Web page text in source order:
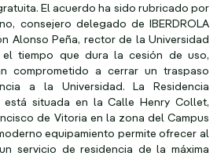
El acuerdo ha sido rubricado por
consejero delegado de IBERDROLA
Alonso Peña, rector de la Universidad
el tiempo que dura la cesión de uso,
comprometido a cerrar un traspaso
a la Universidad. La Residencia
está situada en la Calle Henry Collet,
de Vitoria en la zona del Campus
equipamiento permite ofrecer al
servicio de residencia de la máxima